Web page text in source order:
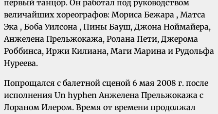
первый танцор. Он работал под руководством
величайших хореографов: Мориса Бежара , Матса
Эка , Боба Уилсона , Пины Бауш, Джона Ноймайера,
Анжелена Прельжокажа, Ролана Пети, Джерома
Роббинса, Иржи Килиана, Маги Марина и Рудольфа
Нуреева.
Попрощался с балетной сценой 6 мая 2008 г. после
исполнения Un hyphen Анжелена Прельжокажа с
Лораном Илером. Время от времени продолжал